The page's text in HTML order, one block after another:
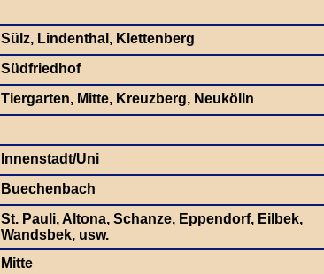
Sülz, Lindenthal, Klettenberg
Südfriedhof
Tiergarten, Mitte, Kreuzberg, Neukölln
Innenstadt/Uni
Buechenbach
St. Pauli, Altona, Schanze, Eppendorf, Eilbek,
Wandsbek, usw.
Mitte